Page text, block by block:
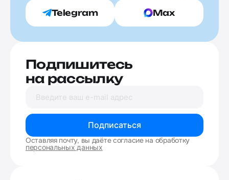
Telegram Max
Подпишитесь
на рассылку
Подписаться
Оставляя почту, вы даёте согласие на обработку
персональных данных